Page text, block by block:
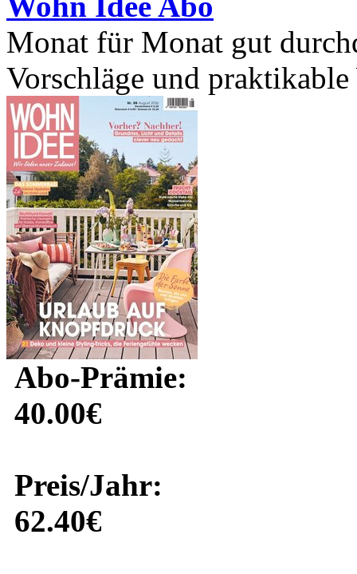
Monat für Monat gut
Vorschläge und
Abo-Prämie:
40.00€
Preis/Jahr:
62.40€